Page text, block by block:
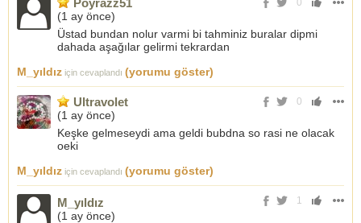
0
(1 ay önce)
Üstad bundan nolur varmi bi tahminiz buralar dipmi
dahada aşağılar gelirmi tekrardan
M_yıldız için cevaplandı (yorumu göster)
0
Ultravolet
(1 ay önce)
Keşke gelmeseydi ama geldi bubdna so rasi ne olacak
oeki
M_yıldız için cevaplandı (yorumu göster)
1
M_yıldız
(1 ay önce)